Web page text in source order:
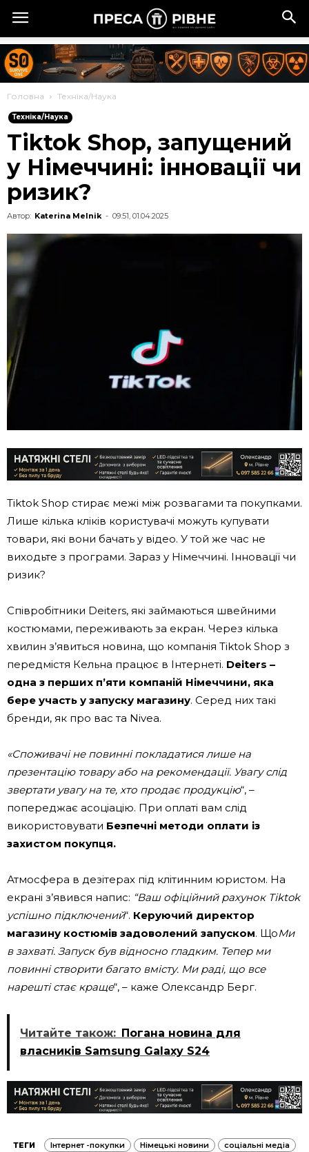
Головна Техніка/Наука
Техніка/Наука
Tiktok Shop, запущений
у Німеччині: інновації чи
ризик?
Автор: Katerina Melnik - 09:51, 01.04.2025
Tiktok Shop стирає межі між розвагами та покупками.
Лише кілька кліків користувачі можуть купувати
товари, які вони бачать у відео. У той же час не
виходьте з програми. Зараз у Німеччині. Інновації чи
ризик?
Співробітники Deiters, які займаються швейними
костюмами, переживають за екран. Через кілька
хвилин з’явиться новина, що компанія Tiktok Shop з
передмістя Кельна працює в Інтернеті. Deiters –
одна з перших п’яти компаній Німеччини, яка
бере участь у запуску магазину. Серед них такі
бренди, як про вас та Nivea.
«Споживачі не повинні покладатися лише на
презентацію товару або на рекомендації. Увагу слід
звертати увагу на те, хто продає продукцію“, –
попереджає асоціацію. При оплаті вам слід
використовувати Безпечні методи оплати із
захистом покупця.
Атмосфера в дезітерах під клітинним юристом. На
екрані з’явився напис: “Ваш офіційний рахунок Tiktok
успішно підключений“. Керуючий директор
магазину костюмів задоволений запуском. ЩоМи
в захваті. Запуск був відносно гладким. Тепер ми
повинні створити багато вмісту. Ми раді, що все
нарешті стає краще“, – каже Олександр Берг.
Читайте також: Погана новина для
власників Samsung Galaxy S24
ТЕГИ Інтернет -покупки Німецькі новини
соціальні медіа